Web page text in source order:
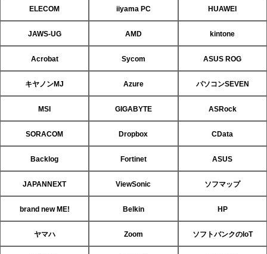
ELECOM iiyama PC HUAWEI
JAWS-UG AMD kintone
Acrobat Sycom ASUS ROG
キヤノンMJ Azure パソコンSEVEN
MSI GIGABYTE ASRock
SORACOM Dropbox CData
Backlog Fortinet ASUS
JAPANNEXT ViewSonic ソフマップ
brand new ME! Belkin HP
ヤマハ Zoom ソフトバンクのIoT